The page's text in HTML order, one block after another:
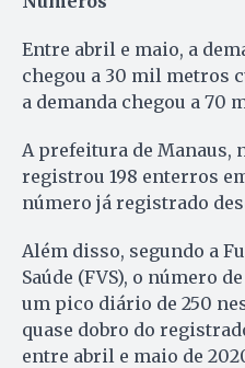
Entre abril e maio, a
chegou a 30 mil metros
a demanda chegou a 70
A prefeitura de Manaus,
registrou 198 enterros
número já registrado
Além disso, segundo a
Saúde (FVS), o número
um pico diário de 250
quase dobro do
entre abril e maio de